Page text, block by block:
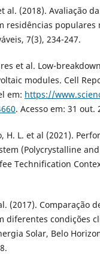
al. (2018). Avaliação
residências populares
7(3), 234-247.
et al. Low-
modules. Cell
em: https://
. Acesso em: 31 out.
H. L. et al (2021).
(Polycrystalline
Technification
(2017). Comparação
diferentes condições
Solar, Belo